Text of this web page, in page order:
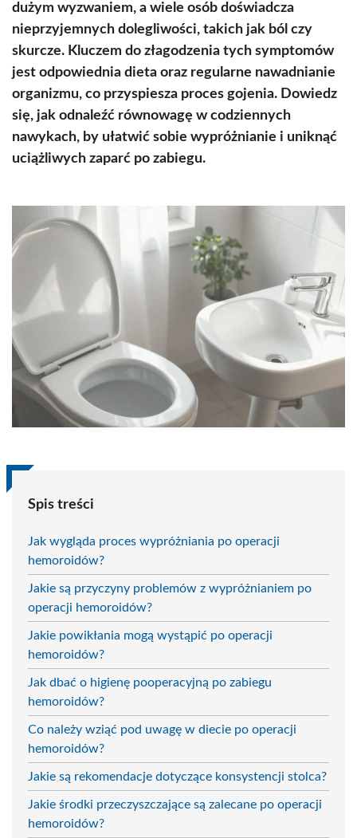
dużym wyzwaniem, a wiele osób doświadcza
nieprzyjemnych dolegliwości, takich jak ból czy
skurcze. Kluczem do złagodzenia tych symptomów
jest odpowiednia dieta oraz regularne nawadnianie
organizmu, co przyspiesza proces gojenia. Dowiedz
się, jak odnaleźć równowagę w codziennych
nawykach, by ułatwić sobie wypróżnianie i uniknąć
uciążliwych zaparć po zabiegu.
Spis treści
Jak wygląda proces wypróżniania po operacji
hemoroidów?
Jakie są przyczyny problemów z wypróżnianiem po
operacji hemoroidów?
Jakie powikłania mogą wystąpić po operacji
hemoroidów?
Jak dbać o higienę pooperacyjną po zabiegu
hemoroidów?
Co należy wziąć pod uwagę w diecie po operacji
hemoroidów?
Jakie są rekomendacje dotyczące konsystencji stolca?
Jakie środki przeczyszczające są zalecane po operacji
hemoroidów?